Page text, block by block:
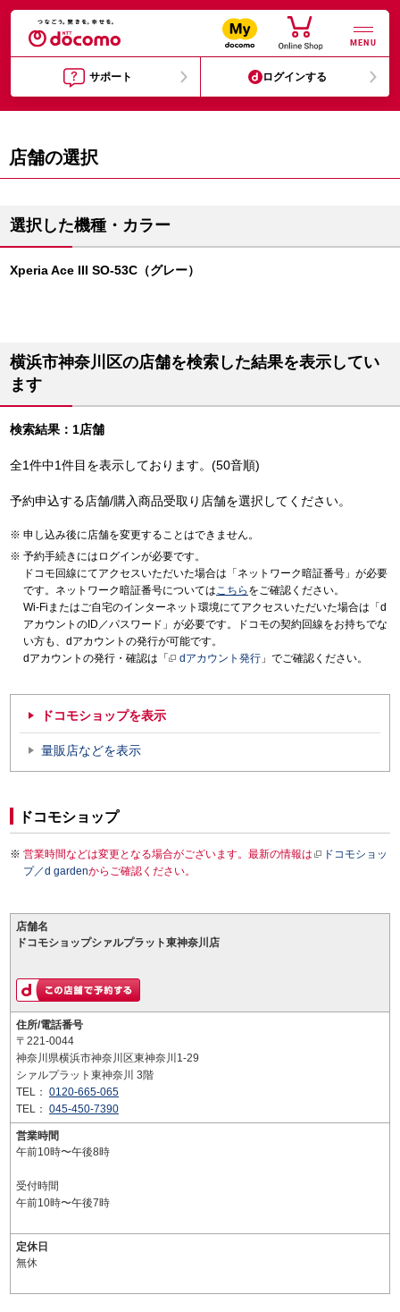
MENU
サポート ログインする
店舗の選択
選択した機種・カラー
Xperia Ace III SO-53C（グレー）
横浜市神奈川区の店舗を検索した結果を表示してい
ます
検索結果：1店舗
全1件中1件目を表示しております。(50音順)
予約申込する店舗/購入商品受取り店舗を選択してください。
申し込み後に店舗を変更することはできません。
予約手続きにはログインが必要です。
ドコモ回線にてアクセスいただいた場合は「ネットワーク暗証番号」が必要
です。ネットワーク暗証番号についてはこちら をご確認ください。
Wi-Fiまたはご自宅のインターネット環境にてアクセスいただいた場合は「d
アカウントのID／パスワード」が必要です。ドコモの契約回線をお持ちでな
い方も、dアカウントの発行が可能です。
dアカウントの発行・確認は「
dアカウント発行 」でご確認ください。
ドコモショップを表示
量販店などを表示
ドコモショップ
営業時間などは変更となる場合がございます。最新の情報は
ドコモショッ
プ／d gardenからご確認ください。
店舗名
ドコモショップシァルプラット東神奈川店
住所/電話番号
〒221-0044
神奈川県横浜市神奈川区東神奈川1-29
シァルプラット東神奈川 3階
TEL： 0120-665-065
TEL： 045-450-7390
営業時間
午前10時〜午後8時
受付時間
午前10時〜午後7時
定休日
無休